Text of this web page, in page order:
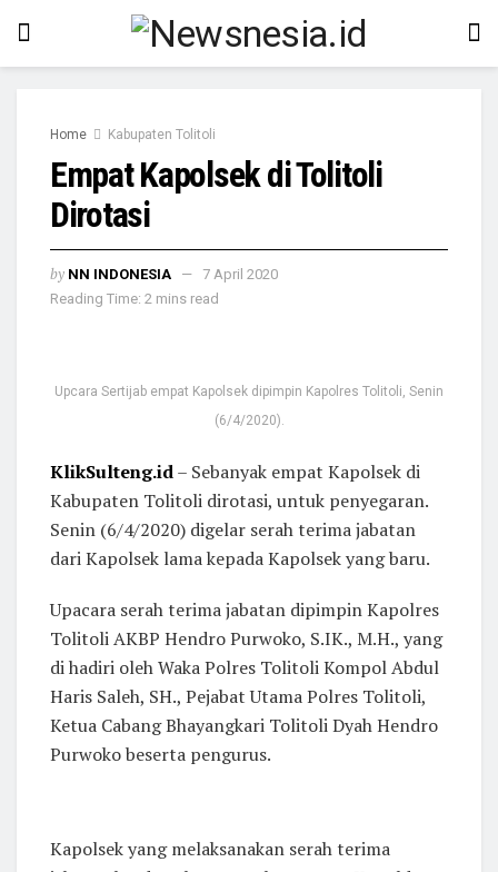
Home Kabupaten Tolitoli
Empat Kapolsek di Tolitoli
Dirotasi
by NN INDONESIA
7 April 2020
Reading Time: 2 mins read
Upcara Sertijab empat Kapolsek dipimpin Kapolres Tolitoli, Senin
(6/4/2020).
KlikSulteng.id– Sebanyak empat Kapolsek di
Kabupaten Tolitoli dirotasi, untuk penyegaran.
Senin (6/4/2020) digelar serah terima jabatan
dari Kapolsek lama kepada Kapolsek yang baru.
Upacara serah terima jabatan dipimpin Kapolres
Tolitoli AKBP Hendro Purwoko, S.IK., M.H., yang
di hadiri oleh Waka Polres Tolitoli Kompol Abdul
Haris Saleh, SH., Pejabat Utama Polres Tolitoli,
Ketua Cabang Bhayangkari Tolitoli Dyah Hendro
Purwoko beserta pengurus.
Kapolsek yang melaksanakan serah terima